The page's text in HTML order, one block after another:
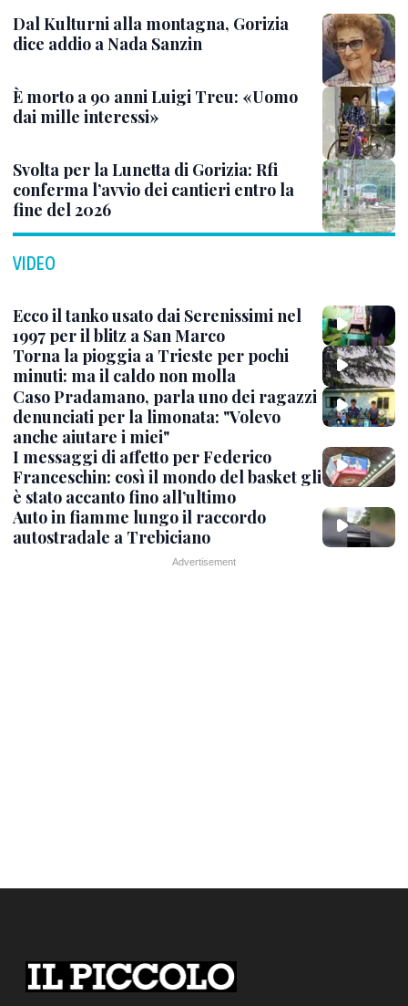
Dal Kulturni alla montagna, Gorizia
dice addio a Nada Sanzin
È morto a 90 anni Luigi Treu: «Uomo
dai mille interessi»
Svolta per la Lunetta di Gorizia: Rfi
conferma l’avvio dei cantieri entro la
fine del 2026
VIDEO
Ecco il tanko usato dai Serenissimi nel
1997 per il blitz a San Marco
Torna la pioggia a Trieste per pochi
minuti: ma il caldo non molla
Caso Pradamano, parla uno dei ragazzi
denunciati per la limonata: "Volevo
anche aiutare i miei"
I messaggi di affetto per Federico
Franceschin: così il mondo del basket gli
è stato accanto fino all’ultimo
Auto in fiamme lungo il raccordo
autostradale a Trebiciano